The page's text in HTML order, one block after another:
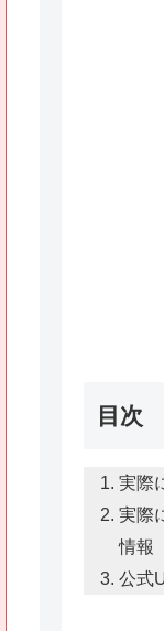
目次
実際
実際
情報
公式